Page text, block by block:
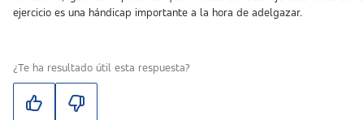
ejercicio es una hándicap importante a la hora de adelgazar.
¿Te ha resultado útil esta respuesta?